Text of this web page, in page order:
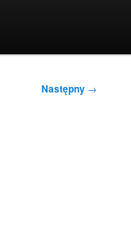
Następny →